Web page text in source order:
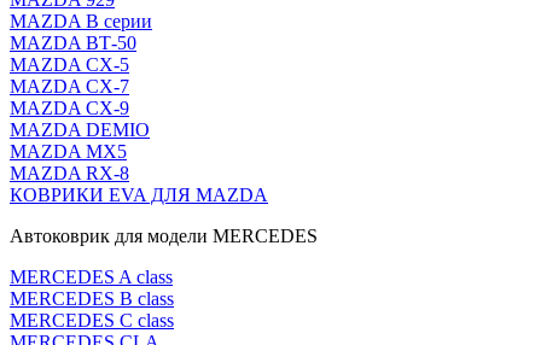
MAZDA В серии
MAZDA ВТ-50
MAZDA CX-5
MAZDA CX-7
MAZDA CX-9
MAZDA DEMIO
MAZDA MX5
MAZDA RX-8
КОВРИКИ EVA ДЛЯ MAZDA
Автоковрик для модели MERCEDES
MERCEDES A class
MERCEDES B class
MERCEDES C class